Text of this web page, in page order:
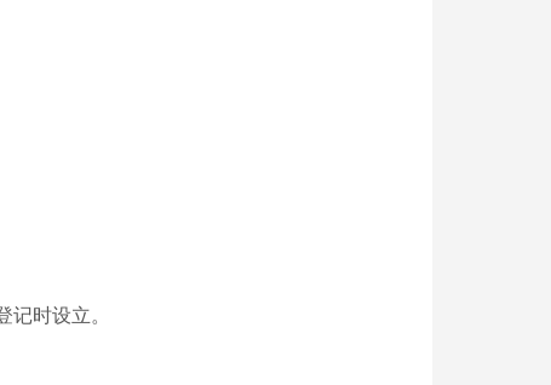
时设立。